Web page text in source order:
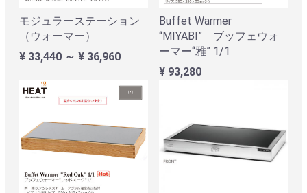
モジュラーステーション
（ウォーマー）
¥ 33,440 ～ ¥ 36,960
Buffet Warmer
“MIYABI” ブッフェウォ
ーマー“雅” 1/1
¥ 93,280